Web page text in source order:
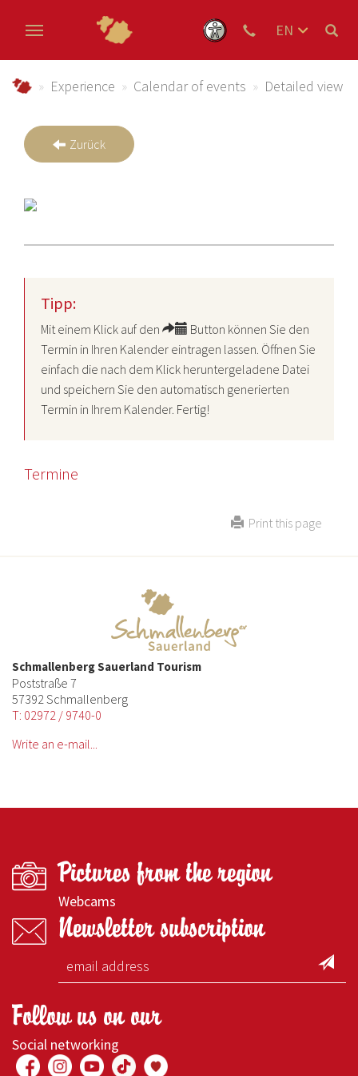
EN
Urlaub im Schmallenberger Sauerland und der
Experience Calendar of events Detailed view
Zurück
Tipp:
Mit einem Klick auf den
Button können Sie den
Termin in Ihren Kalender eintragen lassen. Öffnen Sie
einfach die nach dem Klick heruntergeladene Datei
und speichern Sie den automatisch generierten
Termin in Ihrem Kalender. Fertig!
Termine
Print this page
Schmallenberg Sauerland Tourism
Poststraße 7
57392 Schmallenberg
T: 02972 / 9740-0
Write an e-mail...
Pictures from the region
Webcams
Newsletter subscription
Follow us on our
Social networking